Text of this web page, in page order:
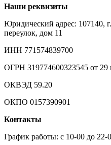
Наши реквизиты
Юридический адрес: 107140,
переулок, дом 11
ИНН 771574839700
ОГРН 319774600323545 от 29
ОКВЭД 59.20
ОКПО 0157390901
Контакты
График работы: c 10-00 до